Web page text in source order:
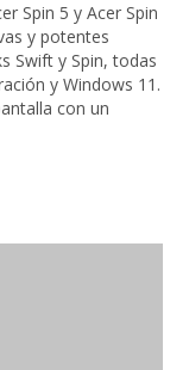
Spin 5 y Acer Spin
y potentes
Swift y Spin, todas
y Windows 11.
con un